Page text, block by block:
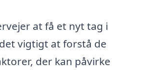
at få et nyt tag i
vigtigt at forstå de
der kan påvirke